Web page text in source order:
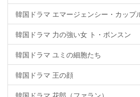
韓国ドラマ エマージェンシー・カップ
韓国ドラマ 力の強い女 ト・ボンスン
韓国ドラマ ユミの細胞たち
韓国ドラマ 王の顔
韓国ドラマ 花郎（ファラン）